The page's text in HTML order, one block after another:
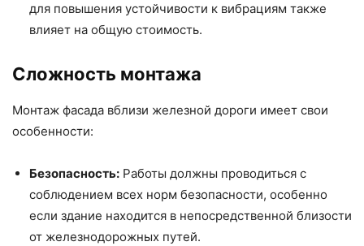
для повышения устойчивости к вибрациям также
влияет на общую стоимость.
Сложность монтажа
Монтаж фасада вблизи железной дороги имеет свои
особенности:
Безопасность: Работы должны проводиться с
соблюдением всех норм безопасности, особенно
если здание находится в непосредственной близости
от железнодорожных путей.